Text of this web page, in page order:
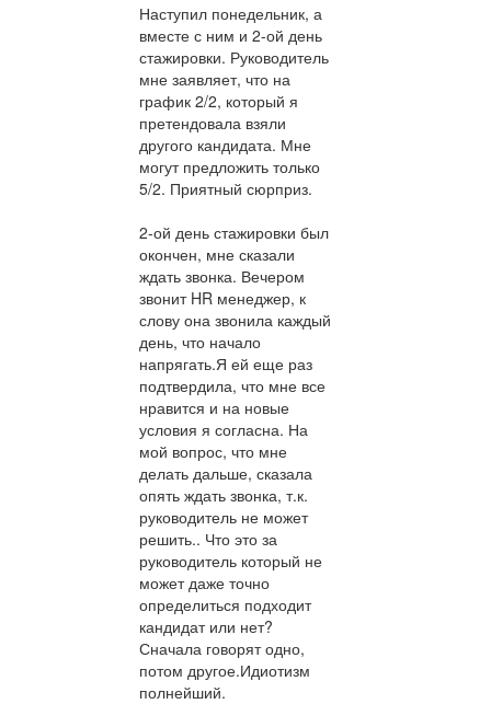
Наступил понедельник, а
вместе с ним и 2-ой день
стажировки. Руководитель
мне заявляет, что на
график 2/2, который я
претендовала взяли
другого кандидата. Мне
могут предложить только
5/2. Приятный сюрприз.
2-ой день стажировки был
окончен, мне сказали
ждать звонка. Вечером
звонит HR менеджер, к
слову она звонила каждый
день, что начало
напрягать.Я ей еще раз
подтвердила, что мне все
нравится и на новые
условия я согласна. На
мой вопрос, что мне
делать дальше, сказала
опять ждать звонка, т.к.
руководитель не может
решить.. Что это за
руководитель который не
может даже точно
определиться подходит
кандидат или нет?
Сначала говорят одно,
потом другое.Идиотизм
полнейший.